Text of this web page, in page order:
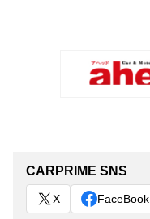
CARPRIME SNS
X FaceBook